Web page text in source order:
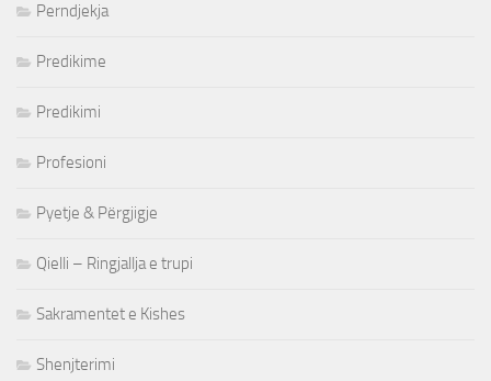
Perndjekja
Predikime
Predikimi
Profesioni
Pyetje & Përgjigje
Qielli – Ringjallja e trupi
Sakramentet e Kishes
Shenjterimi